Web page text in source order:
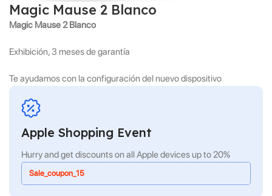
Magic Mause 2 Blanco
Magic Mause 2 Blanco
Exhibición, 3 meses de garantía
Te ayudamos con la configuración del nuevo dispositivo
Apple Shopping Event
Hurry and get discounts on all Apple devices up to 20%
Sale_coupon_15